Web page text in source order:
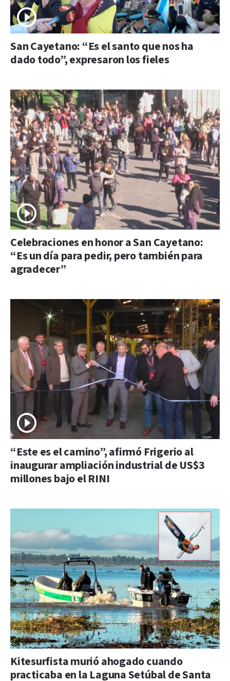
San Cayetano: “Es el santo que nos ha
dado todo”, expresaron los fieles
Celebraciones en honor a San Cayetano:
“Es un día para pedir, pero también para
agradecer”
“Este es el camino”, afirmó Frigerio al
inaugurar ampliación industrial de US$3
millones bajo el RINI
Kitesurfista murió ahogado cuando
practicaba en la Laguna Setúbal de Santa